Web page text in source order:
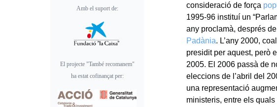
consideració de força
1995-96 instituí un
any proclamà, després
Padània. L’any 2000,
presidit per aquest, però
2005. El 2006 passà de
eleccions de l’abril del
una representació
ministeris, entre els
Amb el suport de:
El projecte "També recomanem"
ha estat cofinançat per: